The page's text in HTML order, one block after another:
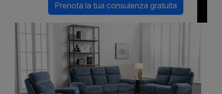
Prenota la tua consulenza gratuita